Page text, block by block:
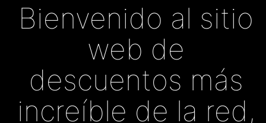
Bienvenido al sitio
web de
descuentos más
increíble de la red,